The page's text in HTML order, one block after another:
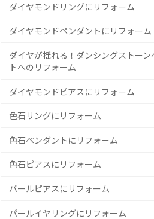
ダイヤモンドリングにリフォーム
ダイヤモンドペンダントにリフォーム
ダイヤが揺れる！ダンシングストーン
トへのリフォーム
ダイヤモンドピアスにリフォーム
色石リングにリフォーム
色石ペンダントにリフォーム
色石ピアスにリフォーム
パールピアスにリフォーム
パールイヤリングにリフォーム